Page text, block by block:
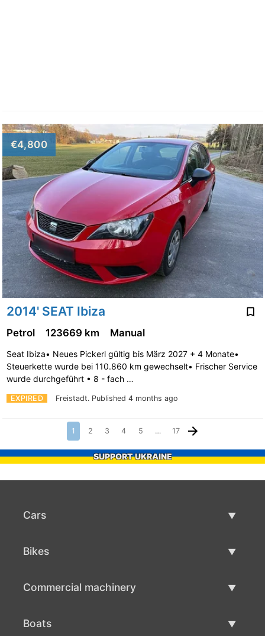
€4,800
2014' SEAT Ibiza
EXPIRED Freistadt. Published 4 months ago
Petrol 123669 km Manual
Seat Ibiza• Neues Pickerl gültig bis März 2027 + 4 Monate•
Steuerkette wurde bei 110.860 km gewechselt• Frischer Service
wurde durchgeführt • 8 - fach …
1 2 3 4 5 … 17
SUPPORT UKRAINE
Cars
Bikes
Commercial machinery
Boats